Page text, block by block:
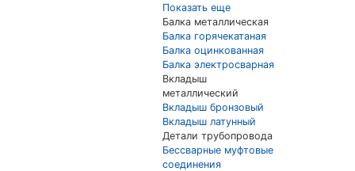
Показать еще
Балка металлическая
Балка горячекатаная
Балка оцинкованная
Балка электросварная
Вкладыш
металлический
Вкладыш бронзовый
Вкладыш латунный
Детали трубопровода
Бессварные муфтовые
соединения